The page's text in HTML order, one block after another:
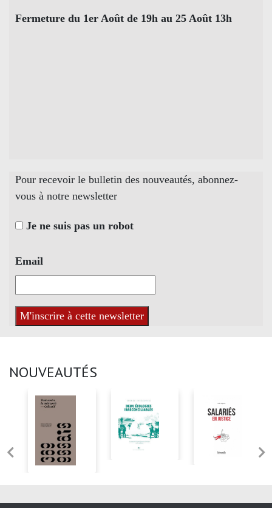
Fermeture du 1er Août de 19h au 25 Août 13h
Pour recevoir le bulletin des nouveautés, abonnez-
vous à notre newsletter
Je ne suis pas un robot
Email
NOUVEAUTÉS